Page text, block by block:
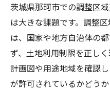
茨城県那珂市での調整区
は大きな課題です。調整
は、国家や地方自治体の
ず、土地利用制限を正し
計画図や用途地域を確認
が許可されているかどう